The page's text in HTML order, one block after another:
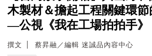
木製材＆擔起工程關鍵環
—公視《我在工場拍拍手》
撰文 蔡昇融／編輯 迷誠品內容中心